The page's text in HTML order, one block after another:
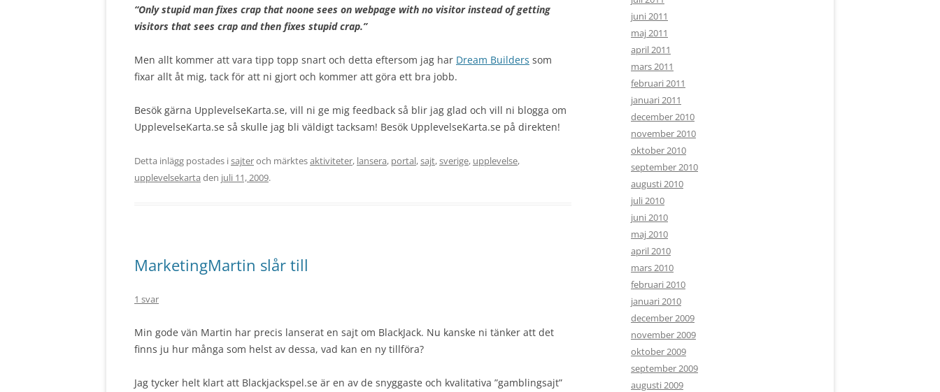
“Only stupid man fixes crap that noone sees on webpage with no visitor instead of getting
visitors that sees crap and then fixes stupid crap.”
Men allt kommer att vara tipp topp snart och detta eftersom jag har Dream Builders som
fixar allt åt mig, tack för att ni gjort och kommer att göra ett bra jobb.
Besök gärna UpplevelseKarta.se, vill ni ge mig feedback så blir jag glad och vill ni blogga om
UpplevelseKarta.se så skulle jag bli väldigt tacksam! Besök UpplevelseKarta.se på direkten!
Detta inlägg postades isajteroch märktesaktiviteter, lansera, portal,sajt,sverige, upplevelse,
upplevelsekarta den juli 11, 2009.
MarketingMartin slår till
1 svar
Min gode vän Martin har precis lanserat en sajt om BlackJack. Nu kanske ni tänker att det
finns ju hur många som helst av dessa, vad kan en ny tillföra?
Jag tycker helt klart att Blackjackspel.se är en av de snyggaste och kvalitativa ”gamblingsajt”
juni 2011
maj 2011
april 2011
mars 2011
februari 2011
januari 2011
december 2010
november 2010
oktober 2010
september 2010
augusti 2010
juli 2010
juni 2010
maj 2010
april 2010
mars 2010
februari 2010
januari 2010
december 2009
november 2009
oktober 2009
september 2009
augusti 2009